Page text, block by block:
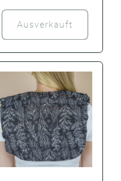
Ausverkauft